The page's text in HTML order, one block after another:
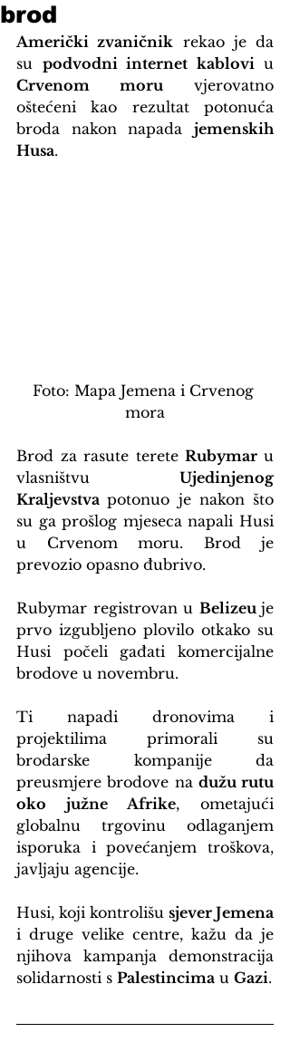
brod
Američki zvaničnik rekao je da
su podvodni internet kablovi
Crvenom moru vjerovatno
oštećeni kao rezultat potonuća
broda nakon napada jemenskih
Husa.
Foto: Mapa Jemena i Crvenog
mora
Brod za rasute terete Rubymar u
vlasništvu Ujedinjenog
Kraljevstva potonuo je nakon što
su ga prošlog mjeseca napali Husi
u Crvenom moru. Brod je
prevozio opasno đubrivo.
Rubymar registrovan u Belizeu je
prvo izgubljeno plovilo otkako su
Husi počeli gađati komercijalne
brodove u novembru.
Ti napadi dronovima i
projektilima primorali su
brodarske kompanije da
preusmjere brodove na dužu rutu
oko južne Afrike, ometajući
globalnu trgovinu odlaganjem
isporuka i povećanjem troškova,
javljaju agencije.
Husi, koji kontrolišu sjever Jemena
i druge velike centre, kažu da je
njihova kampanja demonstracija
solidarnosti s Palestincima u Gazi.